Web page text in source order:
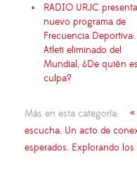
RADIO URJC
nuevo programa de
Frecuencia Deportiva:
Atleti eliminado del
Mundial, ¿De quién
culpa?
Más en esta categoría:
escucha. Un acto de
esperados. Explorando